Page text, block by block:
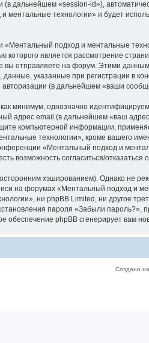
дальнейшем «session-id»),
ментальные технологии» и будет
«Ментальный подход и ментальные
которого является рассмотрение
отправляете на форум. Этими
указанные при регистрации в
авторизации (в дальнейшем «ваши
минимум, однозначно
адрес email (в дальнейшем «ваш
компьютерной информации,
технологии», кроме вашего
«Ментальный подход и
возможность согласиться/
хэшированием). Однако не
на форумах «Ментальный подход и
ни phpBB Limited, ни другое
пароля «Забыли
обеспечение phpBB сгенерирует вам
Создано